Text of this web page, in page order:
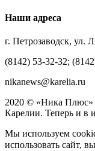
Наши адреса
г. Петрозаводск, ул.
(8142) 53-32-32;
nikanews@karelia.ru
2020 © «Ника Плюс»
Карелии. Теперь и в
Мы используем
использовать сайт,